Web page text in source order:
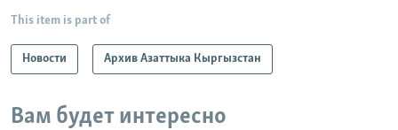
This item is part of
Новости Архив Азаттыка Кыргызстан
Вам будет интересно